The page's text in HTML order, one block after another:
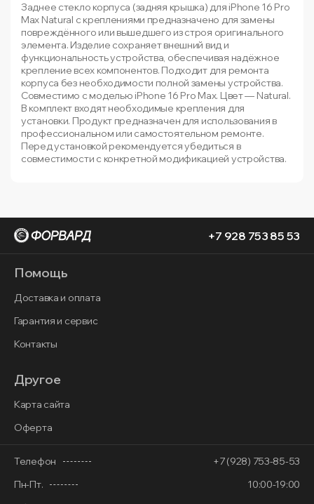
Заднее стекло корпуса (задняя крышка) для iPhone 16 Pro
Max Natural с креплениями предназначено для замены
повреждённого или вышедшего из строя оригинального
элемента. Изделие сохраняет внешний вид и
функциональность устройства, обеспечивая надёжное
крепление всех компонентов. Подходит для ремонта
корпуса без необходимости полной замены устройства.
Совместимо с моделью iPhone 16 Pro Max. Цвет — Natural.
В комплект входят необходимые крепления для
установки. Продукт предназначен для использования в
профессиональном или самостоятельном ремонте.
Перед установкой рекомендуется убедиться в
совместимости с конкретной модификацией устройства.
+7 928 753 85 53
Помощь
Доставка и оплата
Гарантия и сервис
Контакты
Другое
Карта сайта
Оферта
Телефон
+7 (928) 753-85-53
Пн-Пт.
10:00-19:00